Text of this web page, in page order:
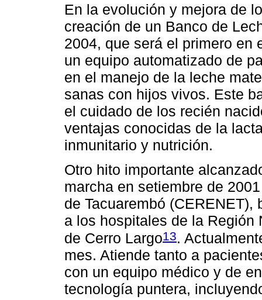
En la evolución y mejora de
creación de un Banco de
2004, que será el primero en
un equipo automatizado de
en el manejo de la leche
sanas con hijos vivos. Este
el cuidado de los recién
ventajas conocidas de la
inmunitario y nutrición.
Otro hito importante
marcha en setiembre de
de Tacuarembó
a los hospitales de la Región
de Cerro Largo13.
mes. Atiende tanto a
con un equipo médico y de
tecnología puntera,